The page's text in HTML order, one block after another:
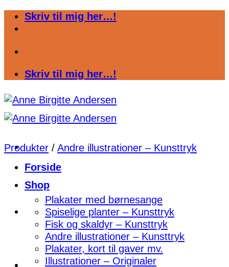
FortsætSkriv til mig her…!
Skriv til mig her…!
Forside
Shop
Plakater med børnesange
Spiselige planter – Kunsttryk
Fisk og skaldyr – Kunsttryk
Andre illustrationer – Kunsttryk
Plakater, kort til gaver mv.
Illustrationer – Originaler
Produkter / Andre illustrationer – Kunsttryk